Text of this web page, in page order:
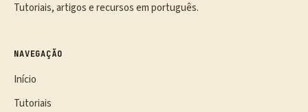
Tutoriais, artigos e recursos em português.
NAVEGAÇÃO
Início
Tutoriais